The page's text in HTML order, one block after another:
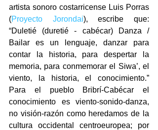
artista sonoro costarricense Luis Porras
(Proyecto Jorondai), escribe que:
“Duletié (duretié - cabécar) Danza /
Bailar es un lenguaje, danzar para
contar la historia, para despertar la
memoria, para conmemorar el Siwa’, el
viento, la historia, el conocimiento.”
Para el pueblo Bribrí-Cabécar el
conocimiento es viento-sonido-danza,
no visión-razón como heredamos de la
cultura occidental centroeuropea; por